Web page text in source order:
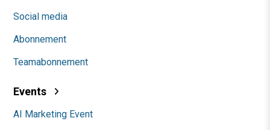
Social media
Abonnement
Teamabonnement
Events
AI Marketing Event